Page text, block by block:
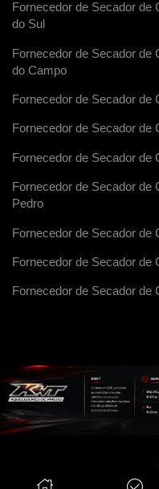
Fornecedor de Secador de
do Sul
Fornecedor de Secador de
do Campo
Fornecedor de Secador de
Fornecedor de Secador de
Fornecedor de Secador de
Fornecedor de Secador de
Pedro
Fornecedor de Secador de
Fornecedor de Secador de
Fornecedor de Secador de